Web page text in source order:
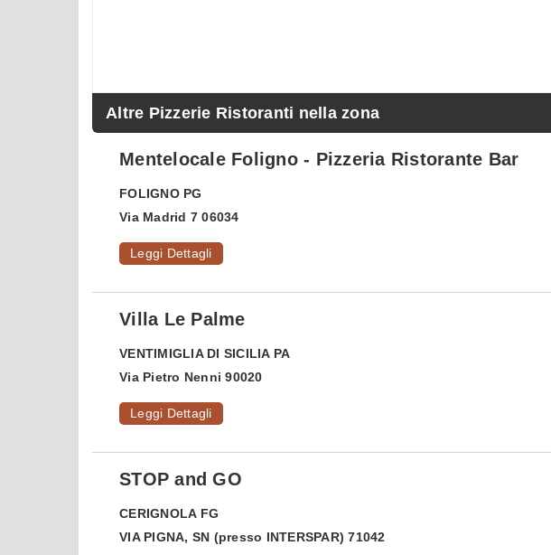
Altre Pizzerie Ristoranti nella zona
Mentelocale Foligno - Pizzeria Ristorante Bar
FOLIGNO PG
Via Madrid 7 06034
Leggi Dettagli
Villa Le Palme
VENTIMIGLIA DI SICILIA PA
Via Pietro Nenni 90020
Leggi Dettagli
STOP and GO
CERIGNOLA FG
VIA PIGNA, SN (presso INTERSPAR) 71042